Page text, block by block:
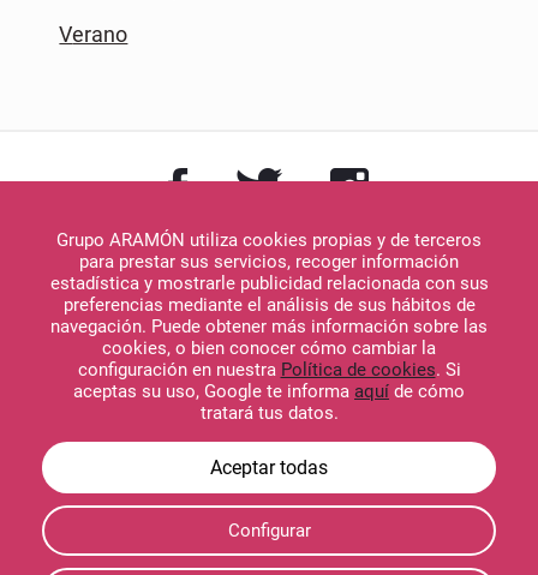
Grupo ARAMÓN utiliza cookies propias y de terceros
para prestar sus servicios, recoger información
estadística y mostrarle publicidad relacionada con sus
preferencias mediante el análisis de sus hábitos de
navegación. Puede obtener más información sobre las
cookies, o bien conocer cómo cambiar la
configuración en nuestra Política de cookies. Si
aceptas su uso, Google te informa aquí de cómo
tratará tus datos.
Configurar
Verano
Descargar en
App Store
Descargar en
Google Play